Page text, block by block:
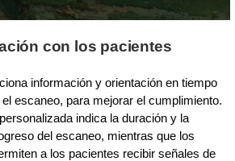
con los pacientes
información y orientación en tiempo
escaneo, para mejorar el cumplimiento.
indica la duración y la
del escaneo, mientras que los
a los pacientes recibir señales de